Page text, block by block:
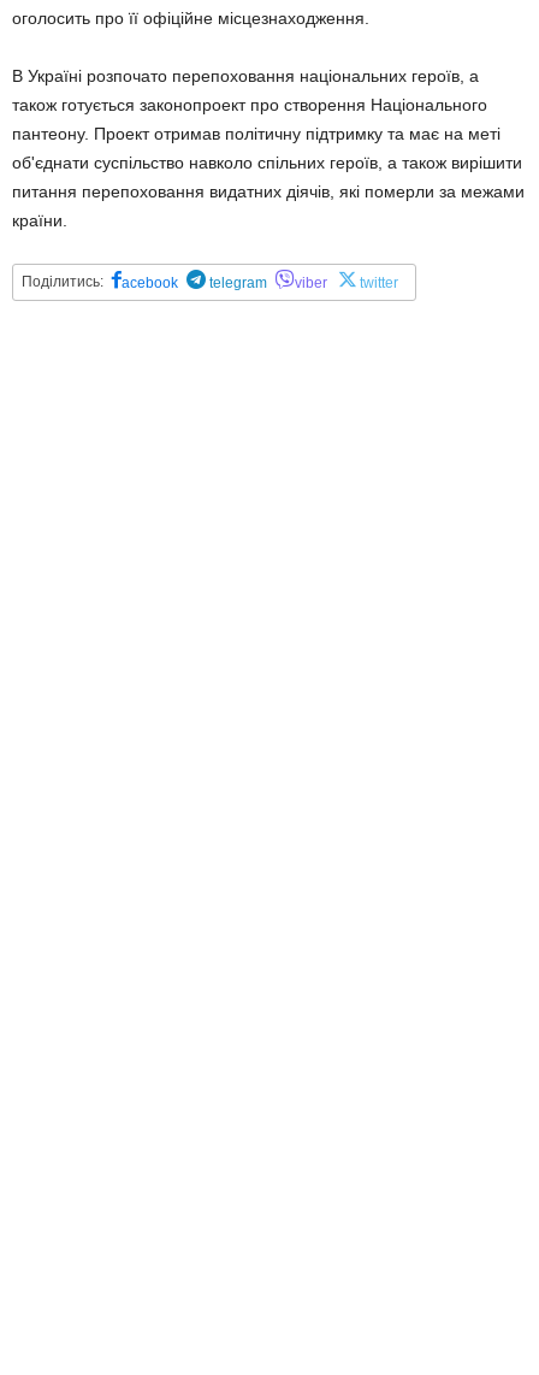
оголосить про її офіційне місцезнаходження.
В Україні розпочато перепоховання національних героїв, а
також готується законопроект про створення Національного
пантеону. Проект отримав політичну підтримку та має на меті
об'єднати суспільство навколо спільних героїв, а також вирішити
питання перепоховання видатних діячів, які померли за межами
країни.
Поділитись: acebook telegram viber twitter